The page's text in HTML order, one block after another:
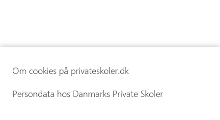
Om cookies på privateskoler.dk
Persondata hos Danmarks Private Skoler